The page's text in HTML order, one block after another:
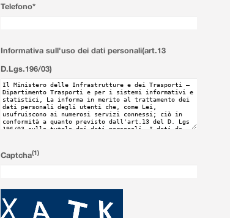
Telefono*
Informativa sull'uso dei dati personali(art.13
D.Lgs.196/03)
Captcha(1)